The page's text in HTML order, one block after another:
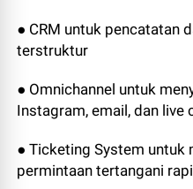
● CRM untuk pencatatan
terstruktur
● Omnichannel untuk
Instagram, email, dan live
● Ticketing System untuk
permintaan tertangani rapi